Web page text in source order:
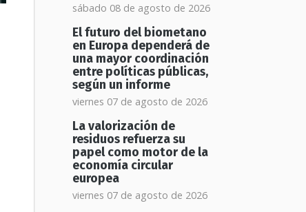
sábado 08 de agosto de 2026
El futuro del biometano
en Europa dependerá de
una mayor coordinación
entre políticas públicas,
según un informe
viernes 07 de agosto de 2026
La valorización de
residuos refuerza su
papel como motor de la
economía circular
europea
viernes 07 de agosto de 2026